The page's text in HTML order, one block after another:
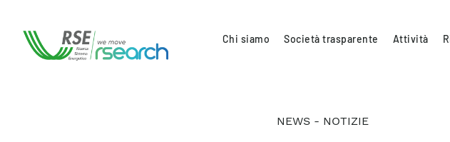
Chi siamo Società trasparente Attività
NEWS - NOTIZIE